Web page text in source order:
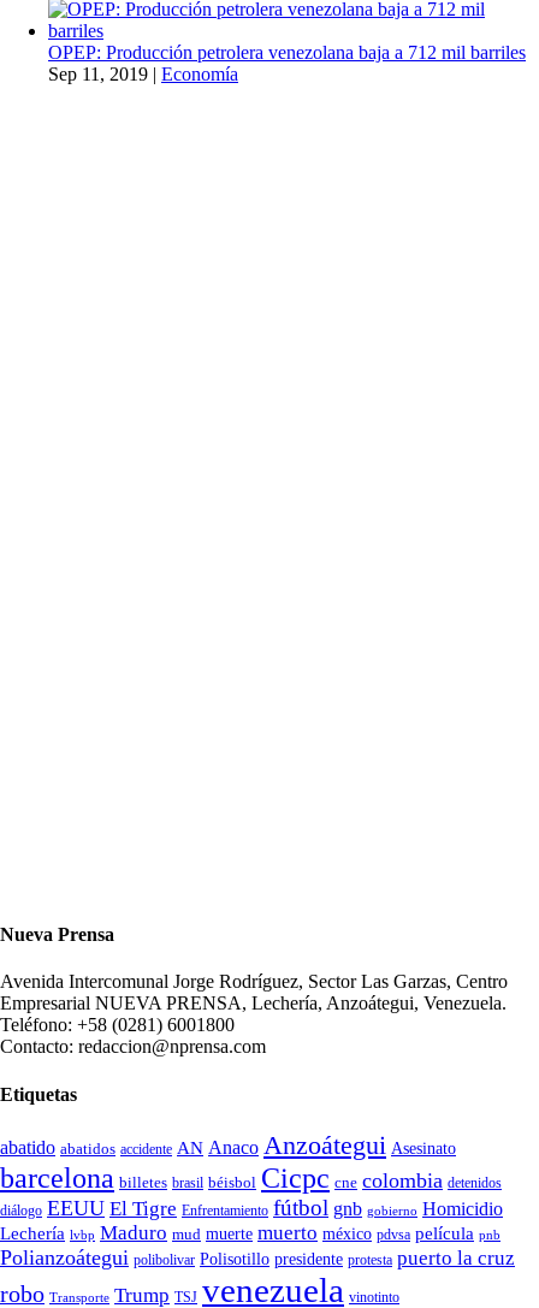
OPEP: Producción petrolera venezolana baja a 712 mil barriles
Sep 11, 2019 | Economía
Nueva Prensa
Avenida Intercomunal Jorge Rodríguez, Sector Las Garzas, Centro
Empresarial NUEVA PRENSA, Lechería, Anzoátegui, Venezuela.
Teléfono: +58 (0281) 6001800
Contacto: redaccion@nprensa.com
Etiquetas
abatido abatidos accidente AN Anaco Anzoátegui Asesinato
barcelona billetes brasil béisbol Cicpc cne colombia detenidos
diálogo EEUU El Tigre Enfrentamiento fútbol gnb gobierno Homicidio
Lechería lvbp Maduro mud muerte muerto méxico pdvsa película pnb
Polianzoátegui polibolivar Polisotillo presidente protesta puerto la cruz
robo Transporte Trump TSJ venezuela vinotinto